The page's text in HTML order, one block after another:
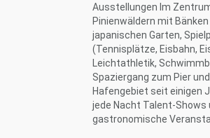
Ausstellungen Im
Pinienwäldern mit
japanischen Garten,
(Tennisplätze, Eisbahn,
Leichtathletik,
Spaziergang zum Pier
Hafengebiet seit einigen
jede Nacht Talent-Shows
gastronomische